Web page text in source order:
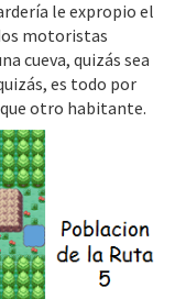
le expropio el
motoristas
cueva, quizás sea
es todo por
otro habitante.